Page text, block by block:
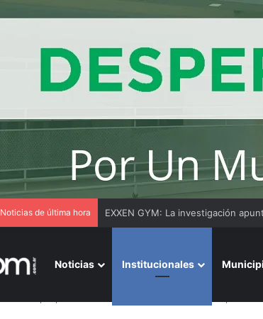
Noticias de última hora Duro mensaje del arzobispo de
Noticias Institucionales